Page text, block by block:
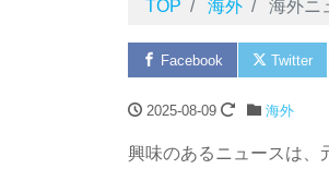
TOP 海外 海外ニ
Facebook Twitter
2025-08-09 海外
興味のあるニュースは、